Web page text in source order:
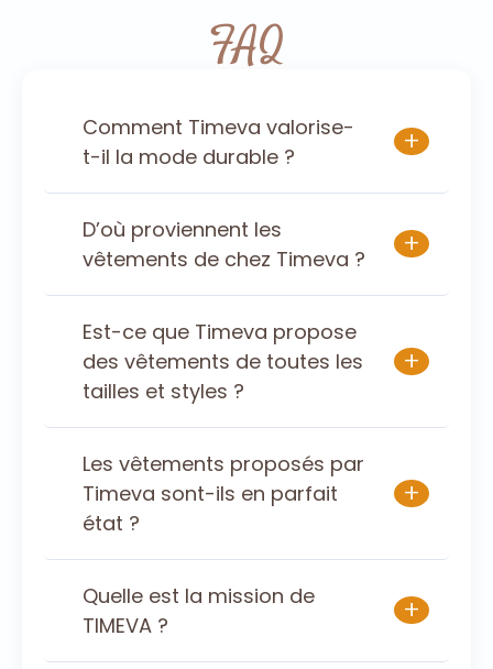
FAQ
Comment Timeva valorise-
t-il la mode durable ?
+
D’où proviennent les
vêtements de chez Timeva ?
+
Est-ce que Timeva propose
des vêtements de toutes les
tailles et styles ?
+
Les vêtements proposés par
Timeva sont-ils en parfait
état ?
+
Quelle est la mission de
TIMEVA ?
+